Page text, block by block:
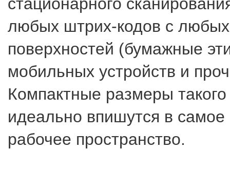
стационарного
любых штрих-кодов с
поверхностей (бумажные
мобильных устройств и
Компактные размеры
идеально впишутся в самое
рабочее пространство.